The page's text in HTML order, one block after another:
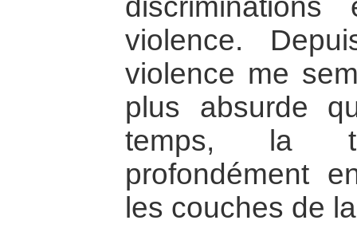
violence.
violence me
plus absurde
temps, la
profondément
les couches de